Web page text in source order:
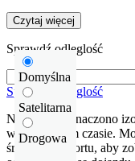
Czytaj więcej
Domyślna
Satelitarna
Drogowa
Sprawdź odleglość
Sprawdź odleglość
Na mapie zaznaczono
w określonym czasie.
środek transportu, aby